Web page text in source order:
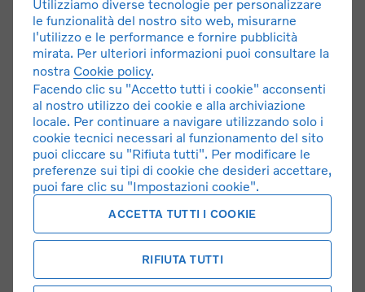
LISTINO
Volvo Selekt auto usate certificate
Utilizziamo diverse tecnologie per personalizzare
le funzionalità del nostro sito web, misurarne
l'utilizzo e le performance e fornire pubblicità
mirata. Per ulteriori informazioni puoi consultare la
nostra Cookie policy.
Facendo clic su "Accetto tutti i cookie" acconsenti
al nostro utilizzo dei cookie e alla archiviazione
locale. Per continuare a navigare utilizzando solo i
cookie tecnici necessari al funzionamento del sito
puoi cliccare su "Rifiuta tutti". Per modificare le
preferenze sui tipi di cookie che desideri accettare,
puoi fare clic su "Impostazioni cookie".
ACCETTA TUTTI I COOKIE
RIFIUTA TUTTI